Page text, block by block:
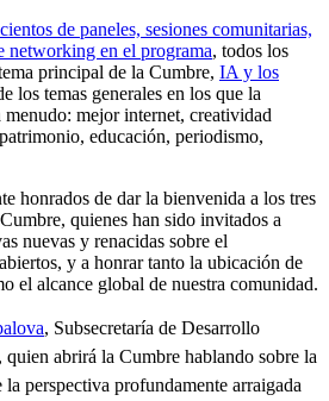
de paneles, sesiones comunitarias,
networking en el programa, todos los
principal de la Cumbre, IA y los
los temas generales en los que la
mejor internet, creatividad
educación, periodismo,
honrados de dar la bienvenida a los tres
quienes han sido invitados a
nuevas y renacidas sobre el
y a honrar tanto la ubicación de
el alcance global de nuestra comunidad.
, Subsecretaría de Desarrollo
abrirá la Cumbre hablando sobre la
perspectiva profundamente arraigada